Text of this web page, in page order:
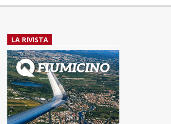
LA RIVISTA